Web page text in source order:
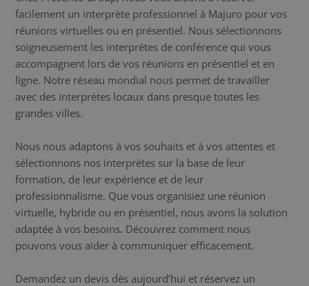
facilement un interprète professionnel à Majuro pour vos
réunions virtuelles ou en présentiel. Nous sélectionnons
soigneusement les interprètes de conférence qui vous
accompagnent lors de vos réunions en présentiel et en
ligne. Notre réseau mondial nous permet de travailler
avec des interprètes locaux dans presque toutes les
grandes villes.
Nous nous adaptons à vos souhaits et à vos attentes et
sélectionnons nos interprètes sur la base de leur
formation, de leur expérience et de leur
professionnalisme. Que vous organisiez une réunion
virtuelle, hybride ou en présentiel, nous avons la solution
adaptée à vos besoins. Découvrez comment nous
pouvons vous aider à communiquer efficacement.
Demandez un devis dès aujourd’hui et réservez un